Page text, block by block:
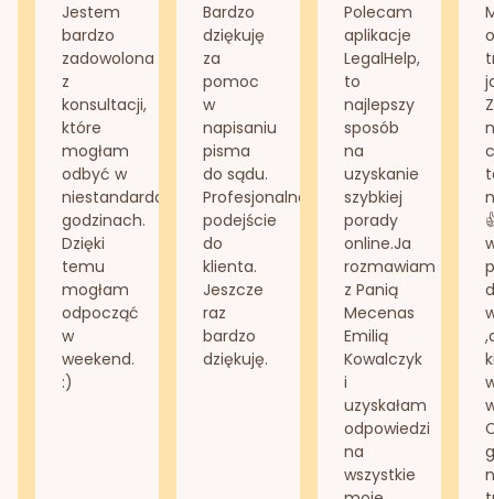
Jestem
bardzo
zadowolona
z
konsultacji,
które
mogłam
odbyć w
niestandardowych
godzinach.
Dzięki
temu
mogłam
odpocząć
w
weekend.
:)
Bardzo
dziękuję
za
pomoc
w
napisaniu
pisma
do sądu.
Profesjonalne
podejście
do
klienta.
Jeszcze
raz
bardzo
dziękuję.
Polecam
aplikacje
LegalHelp,
to
najlepszy
sposób
na
uzyskanie
szybkiej
porady
online.Ja
rozmawiam
z Panią
Mecenas
Emilią
Kowalczyk
i
uzyskałam
odpowiedzi
na
wszystkie